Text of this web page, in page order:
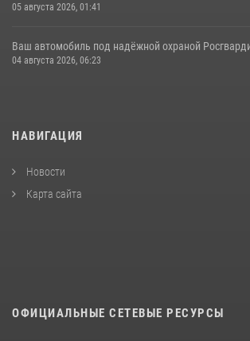
05 августа 2026, 01:41
Ваш автомобиль под надёжной охраной
04 августа 2026, 06:23
НАВИГАЦИЯ
Новости
Карта сайта
ОФИЦИАЛЬНЫЕ СЕТЕВЫЕ РЕСУРСЫ